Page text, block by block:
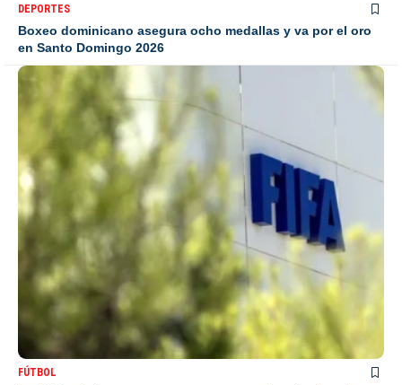
DEPORTES
Boxeo dominicano asegura ocho medallas y va por el oro
en Santo Domingo 2026
FÚTBOL